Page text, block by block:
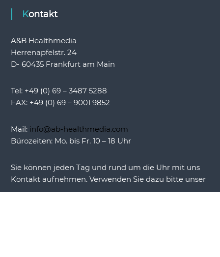
Kontakt
A&B Healthmedia
Herrenapfelstr. 24
D- 60435 Frankfurt am Main
Tel: +49 (0) 69 – 3487 5288
FAX: +49 (0) 69 – 9001 9852
Mail: info@ab-healthmedia.com
Bürozeiten: Mo. bis Fr. 10 – 18 Uhr
Sie können jeden Tag und rund um die Uhr mit uns
Kontakt aufnehmen. Verwenden Sie dazu bitte unser